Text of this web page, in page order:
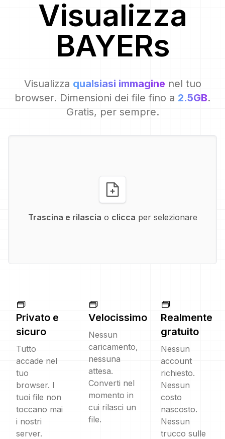
Visualizza
BAYERs
Visualizza qualsiasi immagine nel tuo
browser. Dimensioni dei file fino a 2.5GB.
Gratis, per sempre.
Trascina e rilascia o clicca per selezionare
Privato e
sicuro
Tutto
accade nel
tuo
browser. I
tuoi file non
toccano mai
i nostri
server.
Velocissimo
Nessun
caricamento,
nessuna
attesa.
Converti nel
momento in
cui rilasci un
file.
Realmente
gratuito
Nessun
account
richiesto.
Nessun
costo
nascosto.
Nessun
trucco sulle